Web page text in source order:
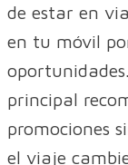
de estar en
en tu móvil
principal
promociones
el viaje